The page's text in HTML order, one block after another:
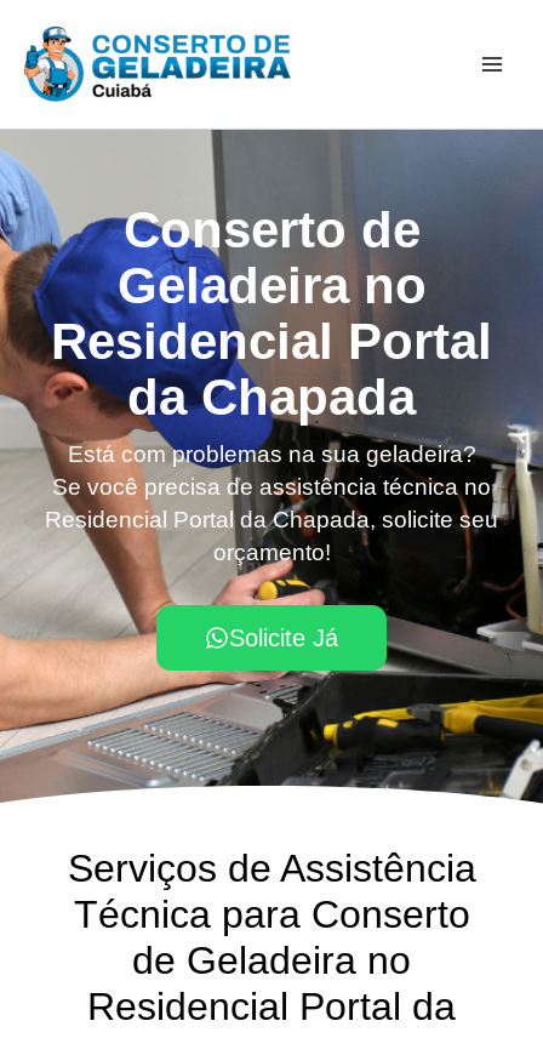
para
Conserto de
Geladeira no
Residencial Portal
da Chapada
Está com problemas na sua geladeira?
Se você precisa de assistência técnica no
Residencial Portal da Chapada, solicite seu
orçamento!
Solicite Já
Serviços de Assistência
Técnica para Conserto
de Geladeira no
Residencial Portal da